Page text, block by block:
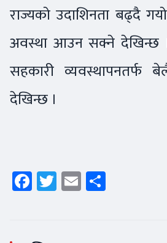
राज्यको उदाशिनता बढ्दै
अवस्था आउन सक्ने देखिन्छ
सहकारी व्यवस्थापनतर्फ
देखिन्छ ।
Facebook
Twitter
Email